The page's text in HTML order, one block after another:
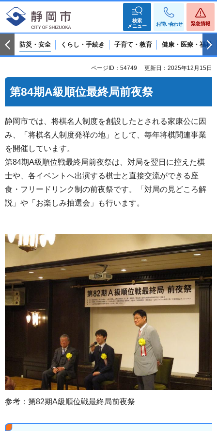
検索
メニュー
お問い合わせ 緊急情報
防災・安全 くらし・手続き 子育て・教育 健康・医療・福祉
ページID：54749 更新日：2025年12月15日
第84期A級順位最終局前夜祭
静岡市では、将棋名人制度を創設したとされる家康公に因
み、「将棋名人制度発祥の地」として、毎年将棋関連事業
を開催しています。
第84期A級順位戦最終局前夜祭は、対局を翌日に控えた棋
士や、各イベントへ出演する棋士と直接交流ができる座
食・フリードリンク制の前夜祭です。「対局の見どころ解
説」や「お楽しみ抽選会」も行います。
参考：第82期A級順位戦最終局前夜祭